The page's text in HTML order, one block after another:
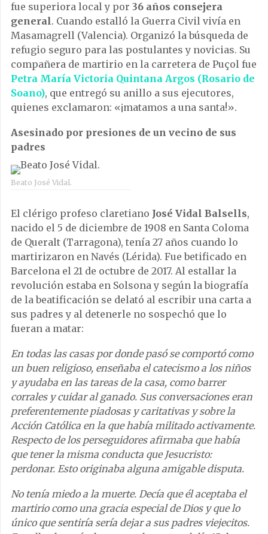
fue superiora local y por 36 años consejera
general. Cuando estalló la Guerra Civil vivía en
Masamagrell (Valencia). Organizó la búsqueda de
refugio seguro para las postulantes y novicias. Su
compañera de martirio en la carretera de Puçol fue
Petra María Victoria Quintana Argos (Rosario de
Soano), que entregó su anillo a sus ejecutores,
quienes exclamaron: «¡matamos a una santa!».
Asesinado por presiones de un vecino de sus
padres
Beato José Vidal.
El clérigo profeso claretiano José Vidal Balsells,
nacido el 5 de diciembre de 1908 en Santa Coloma
de Queralt (Tarragona), tenía 27 años cuando lo
martirizaron en Navés (Lérida). Fue betificado en
Barcelona el 21 de octubre de 2017. Al estallar la
revolución estaba en Solsona y según la biografía
de la beatificación se delató al escribir una carta a
sus padres y al detenerle no sospechó que lo
fueran a matar:
En todas las casas por donde pasó se comportó como
un buen religioso, enseñaba el catecismo a los niños
y ayudaba en las tareas de la casa, como barrer
corrales y cuidar al ganado. Sus conversaciones eran
preferentemente piadosas y caritativas y sobre la
Acción Católica en la que había militado activamente.
Respecto de los perseguidores afirmaba que había
que tener la misma conducta que Jesucristo:
perdonar. Esto originaba alguna amigable disputa.
No tenía miedo a la muerte. Decía que él aceptaba el
martirio como una gracia especial de Dios y que lo
único que sentiría sería dejar a sus padres viejecitos.